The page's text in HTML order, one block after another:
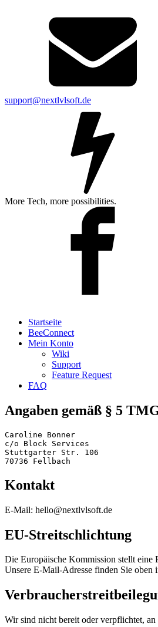
support@nextlvlsoft.de
More Tech, more possibilities.
Startseite
BeeConnect
Mein Konto
Wiki
Support
Feature Request
FAQ
Angaben gemäß § 5
Caroline Bonner
c/o Block Services
Stuttgarter Str. 106
70736 Fellbach
Kontakt
E-Mail: hello@nextlvlsoft.de
EU-Streitschlichtung
Die Europäische Kommission stellt eine
Unsere E-Mail-Adresse finden Sie oben
Wir sind nicht bereit oder verpflichtet,